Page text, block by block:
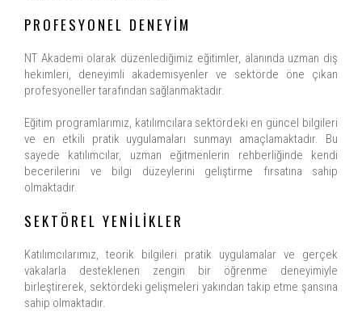
PROFESYONEL DENEYİM
NT Akademi olarak düzenlediğimiz eğitimler, alanında uzman diş
hekimleri, deneyimli akademisyenler ve sektörde öne çıkan
profesyoneller tarafından sağlanmaktadır.
Eğitim programlarımız, katılımcılara sektördeki en güncel bilgileri
ve en etkili pratik uygulamaları sunmayı amaçlamaktadır. Bu
sayede katılımcılar, uzman eğitmenlerin rehberliğinde kendi
becerilerini ve bilgi düzeylerini geliştirme fırsatına sahip
olmaktadır.
SEKTÖREL YENİLİKLER
Katılımcılarımız, teorik bilgileri pratik uygulamalar ve gerçek
vakalarla desteklenen zengin bir öğrenme deneyimiyle
birleştirerek, sektördeki gelişmeleri yakından takip etme şansına
sahip olmaktadır.